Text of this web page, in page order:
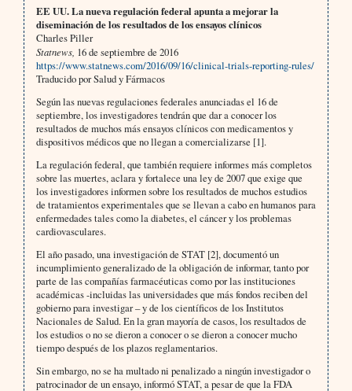
EE UU. La nueva regulación federal apunta a mejorar la
diseminación de los resultados de los ensayos clínicos
Charles Piller
Statnews, 16 de septiembre de 2016
https://www.statnews.com/2016/09/16/clinical-trials-reporting-rules/
Traducido por Salud y Fármacos
Según las nuevas regulaciones federales anunciadas el 16 de
septiembre, los investigadores tendrán que dar a conocer los
resultados de muchos más ensayos clínicos con medicamentos y
dispositivos médicos que no llegan a comercializarse [1].
La regulación federal, que también requiere informes más completos
sobre las muertes, aclara y fortalece una ley de 2007 que exige que
los investigadores informen sobre los resultados de muchos estudios
de tratamientos experimentales que se llevan a cabo en humanos para
enfermedades tales como la diabetes, el cáncer y los problemas
cardiovasculares.
El año pasado, una investigación de STAT [2], documentó un
incumplimiento generalizado de la obligación de informar, tanto por
parte de las compañías farmacéuticas como por las instituciones
académicas -incluidas las universidades que más fondos reciben del
gobierno para investigar – y de los científicos de los Institutos
Nacionales de Salud. En la gran mayoría de casos, los resultados de
los estudios o no se dieron a conocer o se dieron a conocer mucho
tiempo después de los plazos reglamentarios.
Sin embargo, no se ha multado ni penalizado a ningún investigador o
patrocinador de un ensayo, informó STAT, a pesar de que la FDA